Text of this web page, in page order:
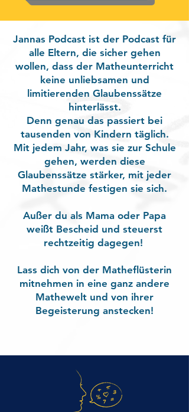
Jannas Podcast ist der Podcast für
alle Eltern, die sicher gehen
wollen, dass der Matheunterricht
keine unliebsamen und
limitierenden Glaubenssätze
hinterlässt.
Denn genau das passiert bei
tausenden von Kindern täglich.
Mit jedem Jahr, was sie zur Schule
gehen, werden diese
Glaubenssätze stärker, mit jeder
Mathestunde festigen sie sich.
Außer du als Mama oder Papa
weißt Bescheid und steuerst
rechtzeitig dagegen!
Lass dich von der Matheflüsterin
mitnehmen in eine ganz andere
Mathewelt und von ihrer
Begeisterung anstecken!